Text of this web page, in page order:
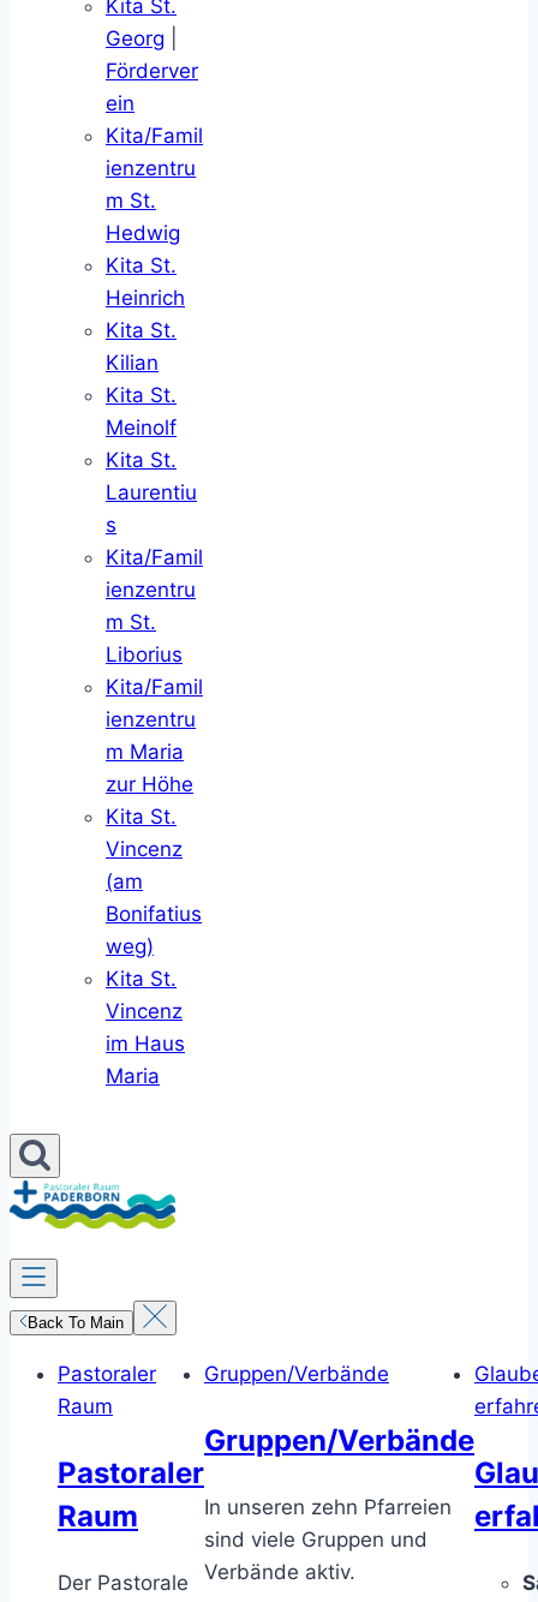
Kita St.
Georg
Förderver
ein
Kita/Famil
ienzentru
m St.
Hedwig
Kita St.
Heinrich
Kita St.
Kilian
Kita St.
Meinolf
Kita St.
Laurentiu
s
Kita/Famil
ienzentru
m St.
Liborius
Kita/Famil
ienzentru
m Maria
zur Höhe
Kita St.
Vincenz
(am
Bonifatius
weg)
Kita St.
Vincenz
im Haus
Maria
Back To Main
Pastoraler
Raum
Pastoraler
Raum
Der Pastorale
Gruppen/Verbände
Gruppen/Verbände
In unseren zehn Pfarreien
sind viele Gruppen und
Verbände aktiv.